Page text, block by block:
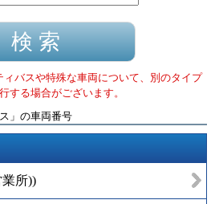
バスや特殊な車両について、別のタイプ
する場合がございます。
」 の車両番号
所))